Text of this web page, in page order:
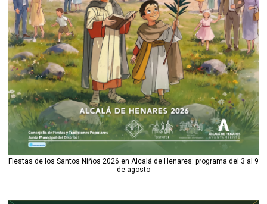
Fiestas de los Santos Niños 2026 en Alcalá de Henares: programa del 3 al 9
de agosto